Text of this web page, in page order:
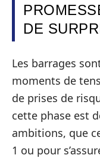
DE
Les barrages
moments de
de prises de
cette phase est
ambitions, que
1 ou pour